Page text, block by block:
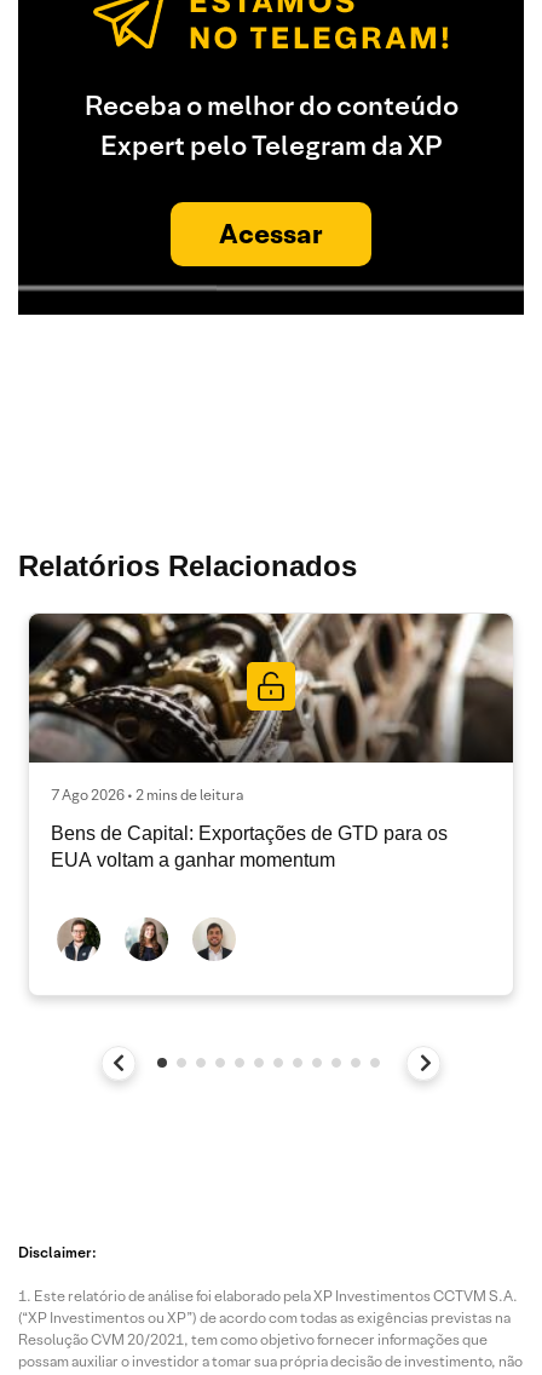
Receba o melhor do conteúdo
Expert pelo Telegram da XP
Acessar
Relatórios Relacionados
7 Ago 2026 • 2 mins de leitura
Bens de Capital: Exportações de GTD para os
EUA voltam a ganhar momentum
Disclaimer:
Este relatório de análise foi elaborado pela XP Investimentos CCTVM S.A.
(“XP Investimentos ou XP”) de acordo com todas as exigências previstas na
Resolução CVM 20/2021, tem como objetivo fornecer informações que
possam auxiliar o investidor a tomar sua própria decisão de investimento, não